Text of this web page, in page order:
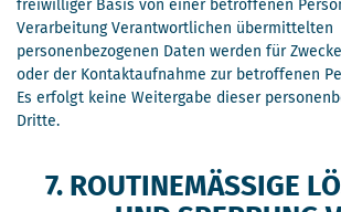
freiwilliger Basis von einer betroffenen
Verarbeitung Verantwortlichen übermittelten
personenbezogenen Daten werden für
oder der Kontaktaufnahme zur betroffenen
Es erfolgt keine Weitergabe dieser
Dritte.
7. ROUTINEMÄSSIGE